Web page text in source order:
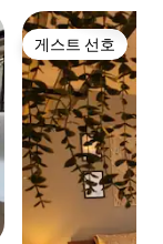
게스트 선호
게스트 선호